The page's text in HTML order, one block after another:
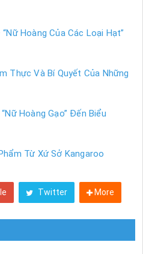
Hoàng Của Các Loại Hạt”
Thực Và Bí Quyết Của Những
Hoàng Gạo” Đến Biểu
Từ Xứ Sở Kangaroo
Twitter More